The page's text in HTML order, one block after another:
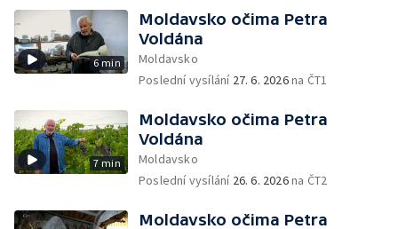
6 min
Moldavsko očima Petra
Voldána
Moldavsko
Poslední vysílání 27. 6. 2026na ČT1
7 min
Moldavsko očima Petra
Voldána
Moldavsko
Poslední vysílání 26. 6. 2026na ČT2
Moldavsko očima Petra